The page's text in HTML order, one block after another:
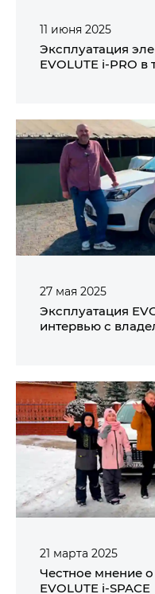
11 июня 2025
Эксплуатация
EVOLUTE i‑PRO в
27 мая 2025
Эксплуатация
интервью с
21 марта 2025
Честное мнение
EVOLUTE i‑SPACE